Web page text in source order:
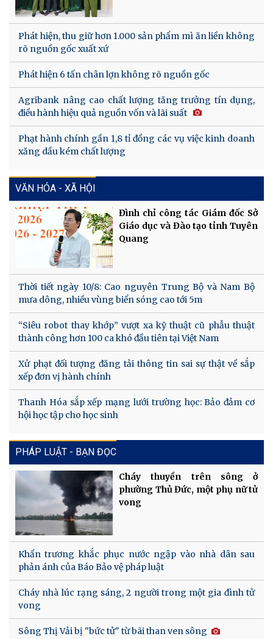
Phát hiện, thu giữ hơn 1.000 sản phẩm mì ăn liền không
rõ nguồn gốc xuất xứ
Phát hiện 6 tấn chân lợn không rõ nguồn gốc
Agribank nâng cao chất lượng tăng trưởng tín dụng,
điều hành hiệu quả nguồn vốn và lãi suất
Phạt hành chính gần 1,8 tỉ đồng các vụ việc kinh doanh
xăng dầu kém chất lượng
VĂN HÓA - XÃ HỘI
Đình chỉ công tác Giám đốc Sở
Giáo dục và Đào tạo tỉnh Tuyên
Quang
Thời tiết ngày 10/8: Cao nguyên Trung Bộ và Nam Bộ
mưa dông, nhiều vùng biển sóng cao tới 5m
“Siêu robot thay khớp” vượt xa kỹ thuật cũ phẫu thuật
thành công hơn 100 ca khó đầu tiên tại Việt Nam
Xử phạt đối tượng đăng tải thông tin sai sự thật về sắp
xếp đơn vị hành chính
Thanh Hóa sắp xếp mạng lưới trường học: Bảo đảm cơ
hội học tập cho học sinh
PHÁP LUẬT - BẠN ĐỌC
Cháy thuyền trên sông ở
phường Thủ Đức, một phụ nữ tử
vong
Khẩn trương khắc phục nước ngập vào nhà dân sau
phản ánh của Báo Bảo vệ pháp luật
Cháy nhà lúc rạng sáng, 2 người trong một gia đình tử
vong
Sông Thị Vải bị "bức tử" từ bãi than ven sông